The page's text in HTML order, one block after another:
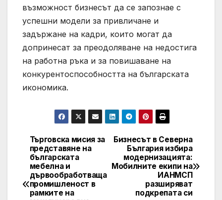
възможност бизнесът да се запознае с
успешни модели за привличане и
задържане на кадри, които могат да
допринесат за преодоляване на недостига
на работна ръка и за повишаване на
конкурентоспособността на българската
икономика.
Post
navigation
Бизнесът в Северна
България избира
модернизацията:
Мобилните екипи на
ИАНМСП
разширяват
подкрепата си
Търговска мисия за
представяне на
българската
мебелна и
дървообработваща
промишленост в
рамките на